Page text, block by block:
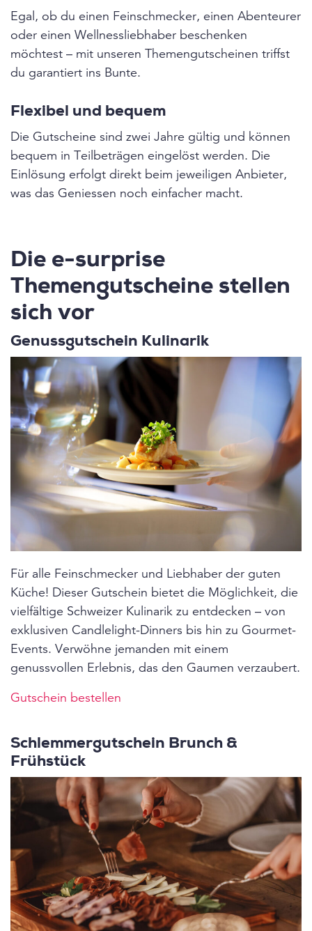
Egal, ob du einen Feinschmecker, einen Abenteurer
oder einen Wellnessliebhaber beschenken
möchtest – mit unseren Themengutscheinen triffst
du garantiert ins Bunte.
Flexibel und bequem
Die Gutscheine sind zwei Jahre gültig und können
bequem in Teilbeträgen eingelöst werden. Die
Einlösung erfolgt direkt beim jeweiligen Anbieter,
was das Geniessen noch einfacher macht.
Die e-surprise
Themengutscheine stellen
sich vor
Genussgutschein Kulinarik
Für alle Feinschmecker und Liebhaber der guten
Küche! Dieser Gutschein bietet die Möglichkeit, die
vielfältige Schweizer Kulinarik zu entdecken – von
exklusiven Candlelight-Dinners bis hin zu Gourmet-
Events. Verwöhne jemanden mit einem
genussvollen Erlebnis, das den Gaumen verzaubert.
Gutschein bestellen
Schlemmergutschein Brunch &
Frühstück